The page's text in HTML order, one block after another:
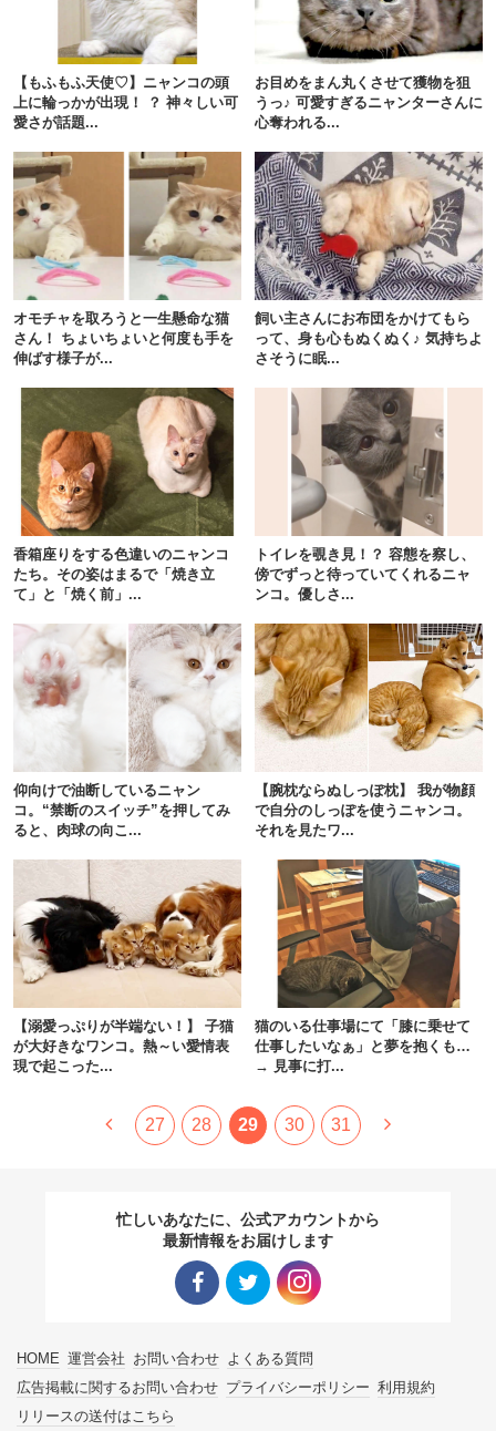
【もふもふ天使♡】ニャンコの頭
上に輪っかが出現！ ？ 神々しい可
愛さが話題...
お目めをまん丸くさせて獲物を狙
うっ♪ 可愛すぎるニャンターさんに
心奪われる...
オモチャを取ろうと一生懸命な猫
さん！ ちょいちょいと何度も手を
伸ばす様子が...
飼い主さんにお布団をかけてもら
って、身も心もぬくぬく♪ 気持ちよ
さそうに眠...
香箱座りをする色違いのニャンコ
たち。その姿はまるで「焼き立
て」と「焼く前」...
トイレを覗き見！？ 容態を察し、
傍でずっと待っていてくれるニャ
ンコ。優しさ...
仰向けで油断しているニャン
コ。“禁断のスイッチ”を押してみ
ると、肉球の向こ...
【腕枕ならぬしっぽ枕】 我が物顔
で自分のしっぽを使うニャンコ。
それを見たワ...
【溺愛っぷりが半端ない！】 子猫
が大好きなワンコ。熱～い愛情表
現で起こった...
猫のいる仕事場にて「膝に乗せて
仕事したいなぁ」と夢を抱くも…
→ 見事に打...
27 28 29 30 31
忙しいあなたに、公式アカウントから
最新情報をお届けします
HOME 運営会社 お問い合わせ よくある質問
広告掲載に関するお問い合わせ プライバシーポリシー 利用規約
リリースの送付はこちら
pecodogs
いぬ部をフォロー
pecocats
ねこ部をフォロー